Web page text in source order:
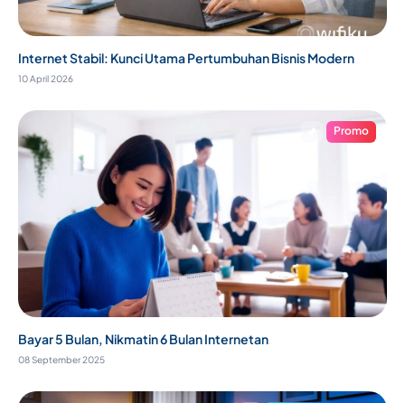
Internet Stabil: Kunci Utama Pertumbuhan Bisnis Modern
10 April 2026
Promo
Bayar 5 Bulan, Nikmatin 6 Bulan Internetan
08 September 2025